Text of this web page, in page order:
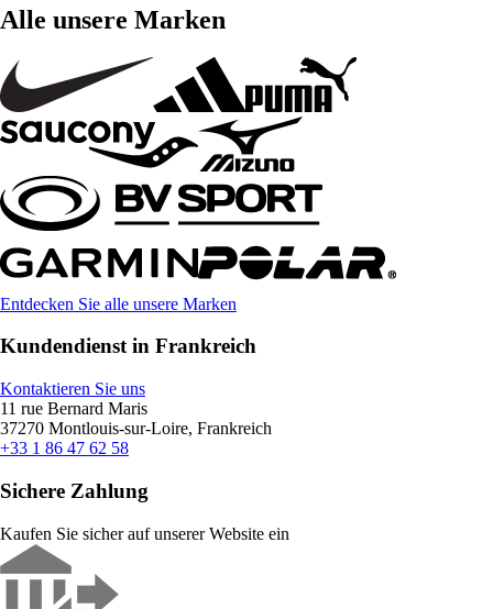
Alle unsere Marken
Entdecken Sie alle unsere Marken
Kundendienst in Frankreich
Kontaktieren Sie uns
11 rue Bernard Maris
37270 Montlouis-sur-Loire, Frankreich
+33 1 86 47 62 58
Sichere Zahlung
Kaufen Sie sicher auf unserer Website ein